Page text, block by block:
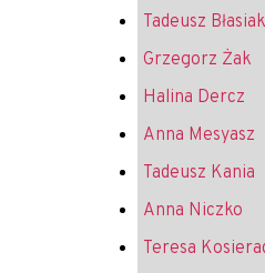
Tadeusz Błasiak
Grzegorz Żak
Halina Dercz
Anna Mesyasz
Tadeusz Kania
Anna Niczko
Teresa